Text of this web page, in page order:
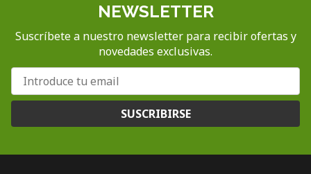
NEWSLETTER
Suscríbete a nuestro newsletter para recibir ofertas y
novedades exclusivas.
SUSCRIBIRSE